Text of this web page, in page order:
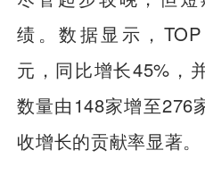
绩。数据显示，
元，同比增长45%，
数量由148家增至276
收增长的贡献率显著。